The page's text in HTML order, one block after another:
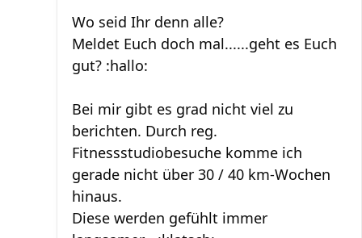
Wo seid Ihr denn alle?
Meldet Euch doch mal......geht es Euch
gut? :hallo:
Bei mir gibt es grad nicht viel zu
berichten. Durch reg.
Fitnessstudiobesuche komme ich
gerade nicht über 30 / 40 km-Wochen
hinaus.
Diese werden gefühlt immer